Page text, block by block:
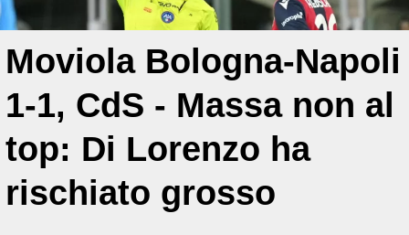
Moviola Bologna-Napoli
1-1, CdS - Massa non al
top: Di Lorenzo ha
rischiato grosso